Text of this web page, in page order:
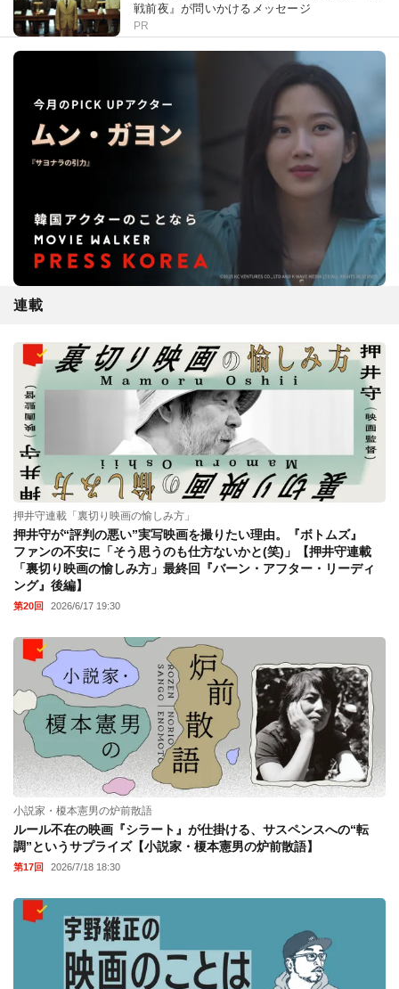
戦前夜』が問いかけるメッセージ
PR
連載
押井守連載「裏切り映画の愉しみ方」
押井守が“評判の悪い”実写映画を撮りたい理由。『ボトムズ』
ファンの不安に「そう思うのも仕方ないかと(笑)」【押井守連載
「裏切り映画の愉しみ方」最終回『バーン・アフター・リーディ
ング』後編】
第20回 2026/6/17 19:30
小説家・榎本憲男の炉前散語
ルール不在の映画『シラート』が仕掛ける、サスペンスへの“転
調”というサプライズ【小説家・榎本憲男の炉前散語】
第17回 2026/7/18 18:30